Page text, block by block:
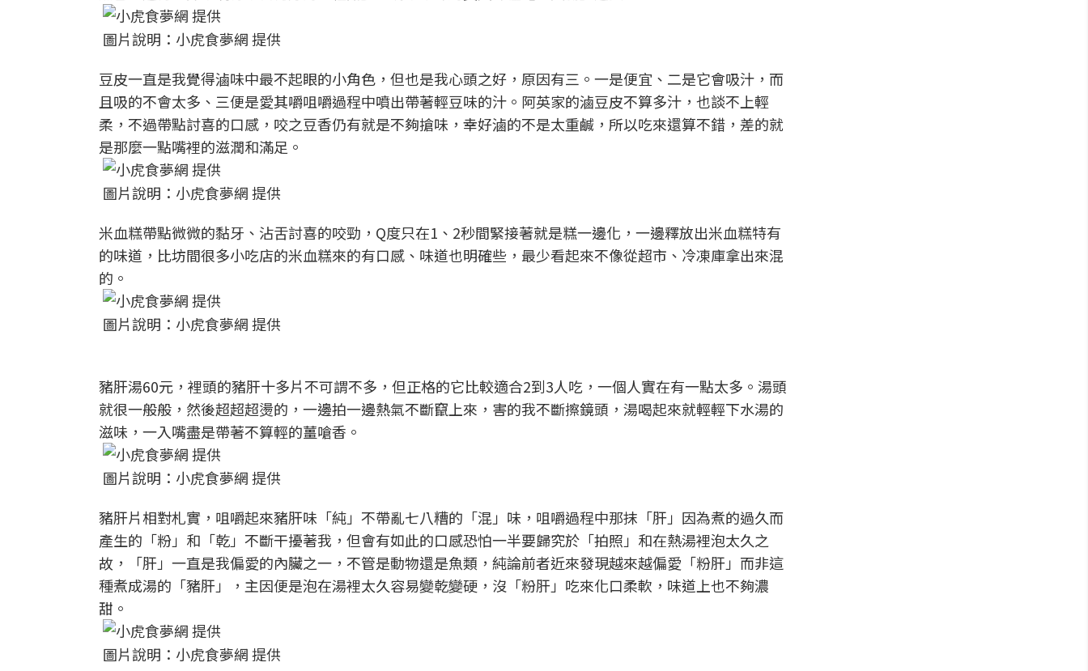
圖片說明：小虎食夢網 提供
豆皮一直是我覺得滷味中最不起眼的小角色，但也是我心頭之好，原因有三。一是便宜、二是它會吸汁，而
且吸的不會太多、三便是愛其嚼咀嚼過程中噴出帶著輕豆味的汁。阿英家的滷豆皮不算多汁，也談不上輕
柔，不過帶點討喜的口感，咬之豆香仍有就是不夠搶味，幸好滷的不是太重鹹，所以吃來還算不錯，差的就
是那麼一點嘴裡的滋潤和滿足。
圖片說明：小虎食夢網 提供
米血糕帶點微微的黏牙、沾舌討喜的咬勁，Q度只在1、2秒間緊接著就是糕一邊化，一邊釋放出米血糕特有
的味道，比坊間很多小吃店的米血糕來的有口感、味道也明確些，最少看起來不像從超市、冷凍庫拿出來混
的。
圖片說明：小虎食夢網 提供
豬肝湯60元，裡頭的豬肝十多片不可謂不多，但正格的它比較適合2到3人吃，一個人實在有一點太多。湯頭
就很一般般，然後超超超燙的，一邊拍一邊熱氣不斷竄上來，害的我不斷擦鏡頭，湯喝起來就輕輕下水湯的
滋味，一入嘴盡是帶著不算輕的薑嗆香。
圖片說明：小虎食夢網 提供
豬肝片相對札實，咀嚼起來豬肝味「純」不帶亂七八糟的「混」味，咀嚼過程中那抹「肝」因為煮的過久而
產生的「粉」和「乾」不斷干擾著我，但會有如此的口感恐怕一半要歸究於「拍照」和在熱湯裡泡太久之
故，「肝」一直是我偏愛的內臟之一，不管是動物還是魚類，純論前者近來發現越來越偏愛「粉肝」而非這
種煮成湯的「豬肝」，主因便是泡在湯裡太久容易變乾變硬，沒「粉肝」吃來化口柔軟，味道上也不夠濃
甜。
圖片說明：小虎食夢網 提供